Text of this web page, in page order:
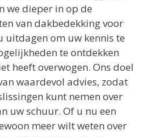
we dieper in op de
van dakbedekking voor
uitdagen om uw kennis te
te ontdekken
heeft overwogen. Ons doel
waardevol advies, zodat
kunt nemen over
uw schuur. Of u nu een
meer wilt weten over